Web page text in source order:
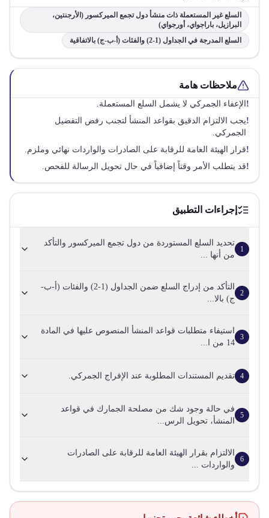
السلع غير المستعملة ذات منشأ دول تجمع الميركسور (الأرجنتين،
البرازيل، باراجواي، أورجواي)
السلع المدرجة في الجداول (1-2) والفئات (أ-ب-ج) بالاتفاقية
ملاحظات هامة
! الإعفاء الجمركي لا يشمل السلع المستعملة.
!يجب الالتزام الدقيق بقواعد المنشأ لتجنب رفض التفضيل
الجمركي.
!قرار الهيئة العامة للرقابة على الصادرات والواردات نهائي وملزم.
!قد يتطلب الأمر وقتاً إضافياً في حال تحويل الرسالة للفحص.
إجراءات التطبيق
1
تحديد السلع المستوردة من دول تجمع الميركسور والتأكد
من أنها ...
2
التأكد من إدراج السلع ضمن الجداول (1-2) والفئات (أ-ب-
ج) بالا...
3
استيفاء متطلبات قواعد المنشأ المنصوص عليها في المادة
14 من ا...
4 تقديم المستندات المطلوبة عند الإفراج الجمركي.
5
في حالة وجود شك من مصلحة الجمارك في قواعد
المنشأ، تحويل الرس...
6
الالتزام بقرار الهيئة العامة للرقابة على الصادرات
والواردات ...